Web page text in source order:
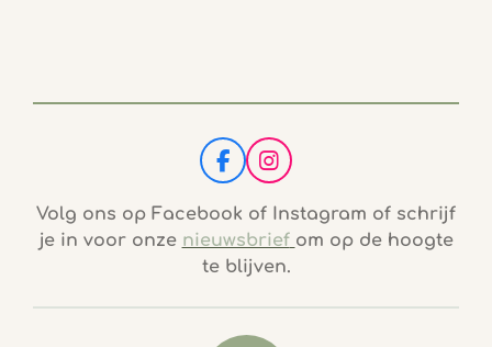
F
a
c
b
o
k
I
n
s
t
a
g
a
Volg ons op Facebook of Instagram of schrijf
je in voor onze nieuwsbrief om op de hoogte
te blijven.